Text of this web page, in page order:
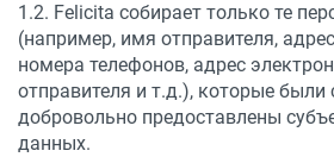
1.2. Felicita собирает только те
(например, имя отправителя,
номера телефонов, адрес
отправителя и т.д.), которые были
добровольно предоставлены
данных.